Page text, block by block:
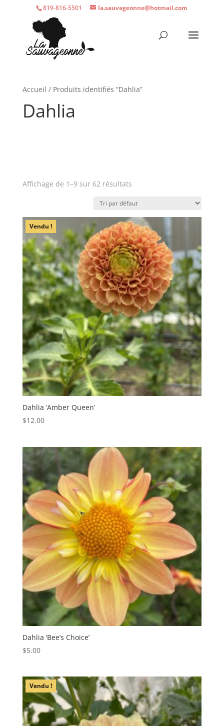
819-816-5501 la.sauvageonne@hotmail.com
Accueil / Produits identifiés “Dahlia”
Dahlia
Affichage de 1–9 sur 62 résultats
Vendu !
Dahlia ‘Amber Queen’
$12.00
Dahlia ‘Bee’s Choice’
$5.00
Vendu !